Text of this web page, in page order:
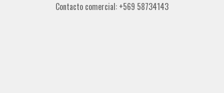
Contacto comercial: +569 58734143